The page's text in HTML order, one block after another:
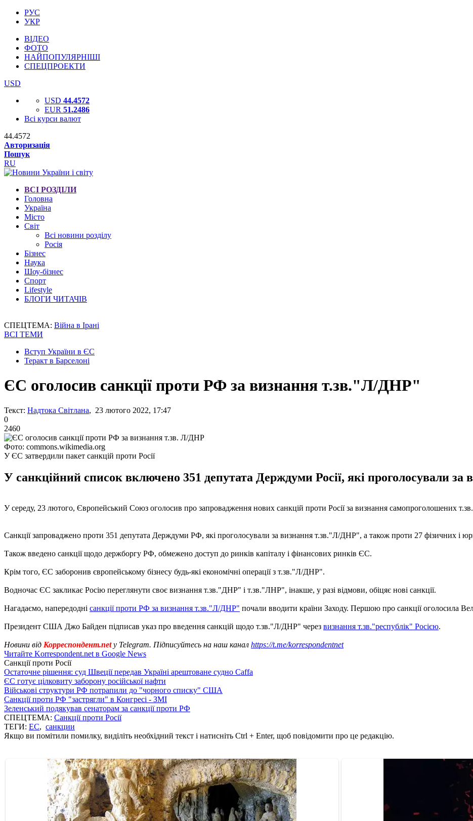
РУС
УКР
ВІДЕО
ФОТО
НАЙПОПУЛЯРНІШІ
СПЕЦПРОЕКТИ
USD
USD 44.4572
EUR 51.2486
Всі курси валют
44.4572
Авторизація
Пошук
RU
ВСІ РОЗДІЛИ
Головна
Україна
Місто
Світ
Всі новини розділу
Росія
Бізнес
Наука
Шоу-бізнес
Спорт
Lifestyle
БЛОГИ ЧИТАЧІВ
СПЕЦТЕМА: Війна в Ірані
ВСІ ТЕМИ
Вступ України в ЄС
Теракт в Барселоні
ЄС оголосив санкції проти РФ за визнання т.зв."Л/ДНР"
Текст: Надтока Світлана, 23 лютого 2022, 17:47
0
2460
Фото: commons.wikimedia.org
У ЄС затвердили пакет санкцій проти Росії
У санкційний список включено 351 депутата Держдуми Росії, які проголосували
У середу, 23 лютого, Європейський Союз оголосив про запровадження нових санкцій проти Росії за визнання самопроголошених
Санкції запроваджено проти 351 депутата Держдуми РФ, які проголосували за визнання т.зв."Л/ДНР", а також проти 27 фізичних і
Також введено санкції щодо держборгу РФ, обмежено доступ до ринків капіталу і фінансових ринків ЄС.
Крім того, ЄС заборонив європейському бізнесу будь-які економічні операції з т.зв."Л/ДНР".
Водночас ЄС закликає Росію переглянути своє визнання т.зв."ДНР" і т.зв."ЛНР", інакше, у разі відмови, обіцяє нові санкції.
Нагадаємо, напередодні санкції проти РФ за визнання т.зв."Л/ДНР" почали вводити країни Заходу. Першою про санкції оголосила
Президент США Джо Байден підписав указ про введення санкцій щодо т.зв."Л/ДНР" через визнання т.зв."республік" Росією.
Новини від Корреспондент.netу Telegram. Підписуйтесь на наш канал https://t.me/korrespondentnet
Читайте Korrespondent.net в Google News
Санкції проти Росії
Остаточне рішення: суд Швеції передав Україні арештоване судно Caffa
ЄС готує цілковиту заборону російської нафти
Військові структури РФ потрапили до "чорного списку" США
Санкції проти РФ "застрягли" в Конгресі - ЗМІ
Зеленський подякував сенаторам за санкції проти РФ
СПЕЦТЕМА: Санкції проти Росії
ТЕГИ: ЕС, санкции
Якщо ви помітили помилку, виділіть необхідний текст і натисніть Ctrl + Enter, щоб повідомити про це редакцію.